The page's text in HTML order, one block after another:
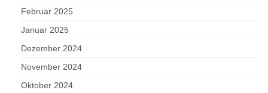
Februar 2025
Januar 2025
Dezember 2024
November 2024
Oktober 2024